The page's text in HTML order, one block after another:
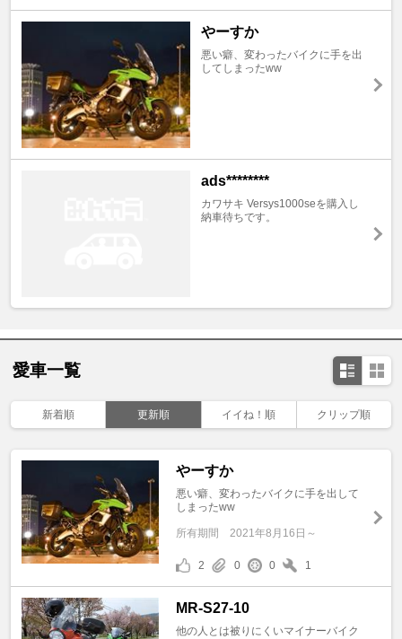
やーすか
悪い癖、変わったバイクに手を出
してしまったww
ads********
カワサキ Versys1000seを購入し
納車待ちです。
愛車一覧
新着順 更新順 イイね！順 クリップ順
やーすか
悪い癖、変わったバイクに手を出して
しまったww
所有期間 2021年8月16日～
2 0 0 1
MR-S27-10
他の人とは被りにくいマイナーバイク